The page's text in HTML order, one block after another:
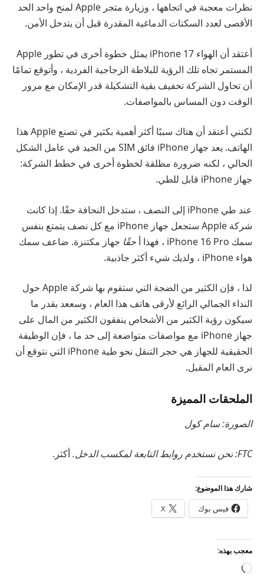
نظرات معجبة في اتجاهها ، وزيارة متجر Apple لمنح واحد الحد
الأقصى لعدد السكتات الدماغية المقدرة قبل أن يتدخل الأمن.
أعتقد أن الهواء iPhone 17 يمثل خطوة أخرى في تطور Apple
المستمر تجاه تلك الرؤية للبلاطة الزجاجية الفردية ، وأتوقع تمامًا
أن تحاول الشركة تخفيف بقية التشكيلة قدر الإمكان مع مرور
الوقت دون المساس بالمواصفات.
لكنني أعتقد أن هناك سببًا أكثر أهمية بكثير في تصنع Apple هذا
الهاتف. يعد جهاز iPhone فائق SIM من الجيد في عامل الشكل
الحالي ، لكنه ضرورة مطلقة لخطوة أخرى في خطط الشركة:
جهاز iPhone قابل للطي.
عند طي iPhone إلى النصف ، ستدخل النحافة حقًا. إذا كانت
شركة Apple ستجعل جهاز iPhone مع كل نصف يتمتع بنفس
سمك iPhone 16 Pro ، فهذا أ
حقًا جهاز مكتنزة. ضاعف سمك
هواء iPhone ، ولديك شيء أكثر جاذبية.
لذا ، فإن الكثير من الضجة التي ستقوم بها شركة Apple حول
النداء الجمالي الرائع لأرقى هاتف هذا العام ، وسععد بقدر ما
سيكون رؤية الكثير من الأشخاص ينفقون الكثير من المال على
جهاز iPhone مع مواصفات متواضعة إلى حد ما ، فإن الوظيفة
الحقيقية للجهاز هي حجر التنقل نحو طية iPhone التي نتوقع أن
نرى العام المقبل.
الملحقات المميزة
الصورة: سام كول
FTC: نحن نستخدم روابط التابعة لمكسب الدخل. أكثر.
شارك هذا الموضوع:
فيس بوك X
معجب بهذه:
جاري